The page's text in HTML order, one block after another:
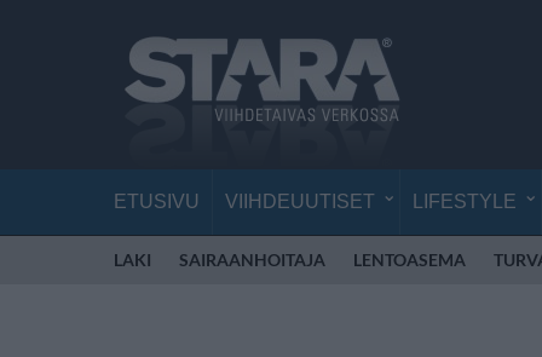
ETUSIVU VIIHDEUUTISET LIFESTYLE
LAKI SAIRAANHOITAJA LENTOASEMA